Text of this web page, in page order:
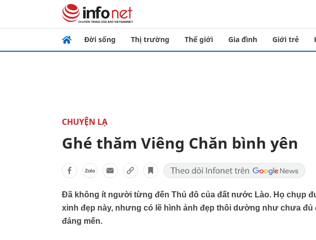
Đời sống Thị trường Thế giới Gia đình Giới trẻ
CHUYỆN LẠ
Ghé thăm Viêng Chăn bình yên
Đã không ít người từng đến Thủ đô của đất nước Lào. Họ chụp
xinh đẹp này, nhưng có lẽ hình ảnh đẹp thôi dường như chưa đủ
đáng mến.